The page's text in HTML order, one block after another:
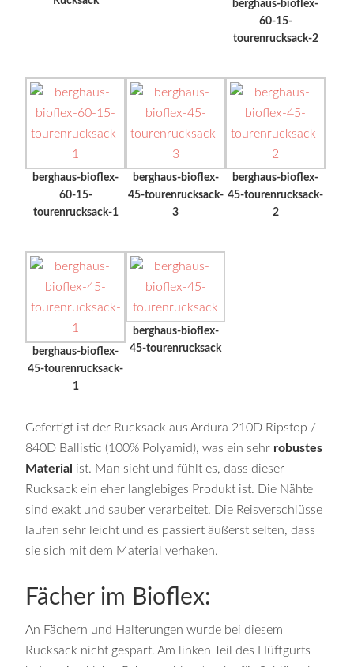
berghaus-bioflex-
60-15-
tourenrucksack-2
berghaus-bioflex-
60-15-
tourenrucksack-1
berghaus-bioflex-
45-tourenrucksack-
3
berghaus-bioflex-
45-tourenrucksack-
2
berghaus-bioflex-
45-tourenrucksack-
1
berghaus-bioflex-
45-tourenrucksack
Gefertigt ist der Rucksack aus Ardura 210D Ripstop /
840D Ballistic (100% Polyamid), was ein sehr robustes
Material ist. Man sieht und fühlt es, dass dieser
Rucksack ein eher langlebiges Produkt ist. Die Nähte
sind exakt und sauber verarbeitet. Die Reisverschlüsse
laufen sehr leicht und es passiert äußerst selten, dass
sie sich mit dem Material verhaken.
Fächer im Bioflex:
An Fächern und Halterungen wurde bei diesem
Rucksack nicht gespart. Am linken Teil des Hüftgurts